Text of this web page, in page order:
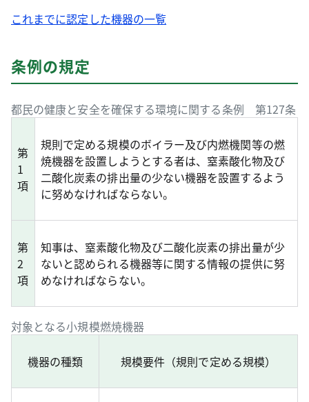
これまでに認定した機器の一覧
条例の規定
都民の健康と安全を確保する環境に関する条例 第127条
第
1
項
規則で定める規模のボイラー及び内燃機関等の燃
焼機器を設置しようとする者は、窒素酸化物及び
二酸化炭素の排出量の少ない機器を設置するよう
に努めなければならない。
第
2
項
知事は、窒素酸化物及び二酸化炭素の排出量が少
ないと認められる機器等に関する情報の提供に努
めなければならない。
機器の種類 規模要件（規則で定める規模）
対象となる小規模燃焼機器